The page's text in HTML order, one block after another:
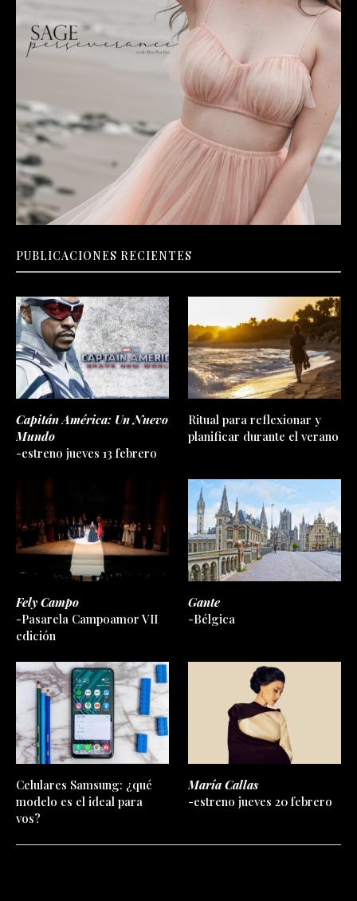
PUBLICACIONES RECIENTES
Capitán América: Un Nuevo
Mundo
-estreno jueves 13 febrero
Ritual para reflexionar y
planificar durante el verano
Fely Campo
-Pasarela Campoamor VII
edición
Gante
-Bélgica
Celulares Samsung: ¿qué
modelo es el ideal para
vos?
María Callas
-estreno jueves 20 febrero